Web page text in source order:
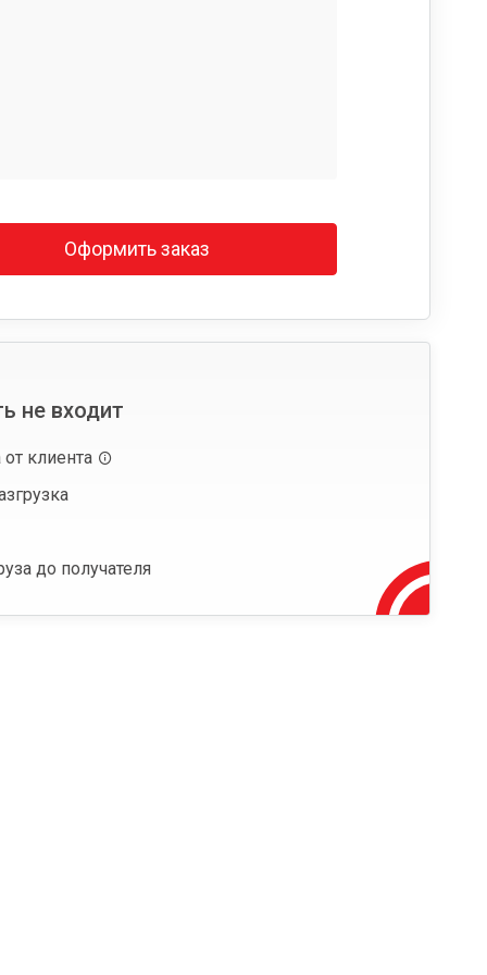
Оформить заказ
не входит
от клиента
до получателя